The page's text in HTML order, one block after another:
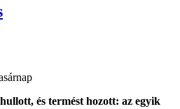
és termést hozott: az egyik